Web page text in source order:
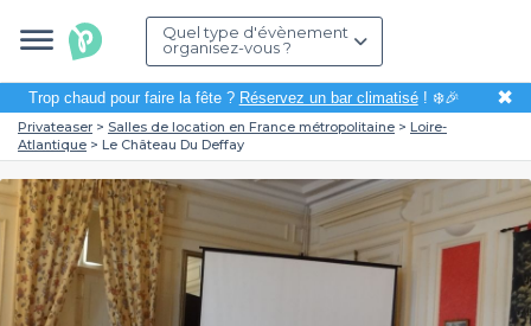
Quel type d'évènement
organisez-vous ?
Trop chaud pour faire la fête ? Réservez un bar climatisé! ❄️🎉 ✖
Privateaser Salles de location en France métropolitaine
Loire-
Atlantique
Le Château Du Deffay